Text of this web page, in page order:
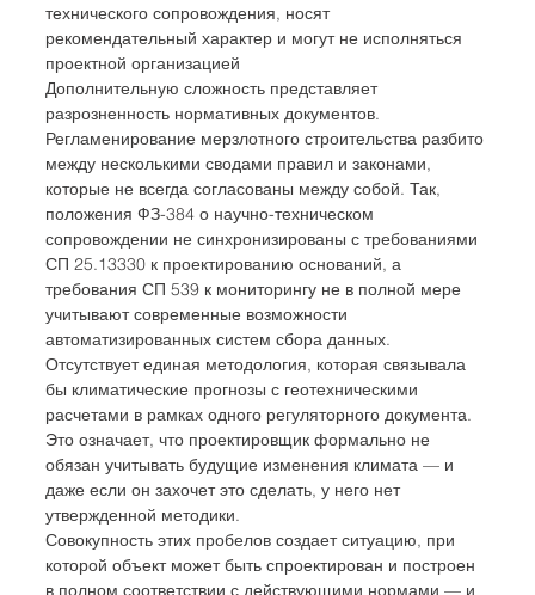
технического сопровождения, носят
рекомендательный характер и могут не исполняться
проектной организацией
Дополнительную сложность представляет
разрозненность нормативных документов.
Регламенирование мерзлотного строительства разбито
между несколькими сводами правил и законами,
которые не всегда согласованы между собой. Так,
положения ФЗ-384 о научно-техническом
сопровождении не синхронизированы с требованиями
СП 25.13330 к проектированию оснований, а
требования СП 539 к мониторингу не в полной мере
учитывают современные возможности
автоматизированных систем сбора данных.
Отсутствует единая методология, которая связывала
бы климатические прогнозы с геотехническими
расчетами в рамках одного регуляторного документа.
Это означает, что проектировщик формально не
обязан учитывать будущие изменения климата — и
даже если он захочет это сделать, у него нет
утвержденной методики.
Совокупность этих пробелов создает ситуацию, при
которой объект может быть спроектирован и построен
в полном соответствии с действующими нормами — и